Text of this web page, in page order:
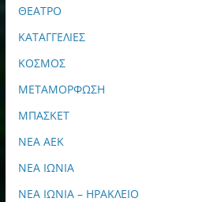
ΘΕΑΤΡΟ
ΚΑΤΑΓΓΕΛΙΕΣ
ΚΟΣΜΟΣ
ΜΕΤΑΜΟΡΦΩΣΗ
ΜΠΑΣΚΕΤ
ΝΕΑ ΑΕΚ
ΝΕΑ ΙΩΝΙΑ
ΝΕΑ ΙΩΝΙΑ – ΗΡΑΚΛΕΙΟ